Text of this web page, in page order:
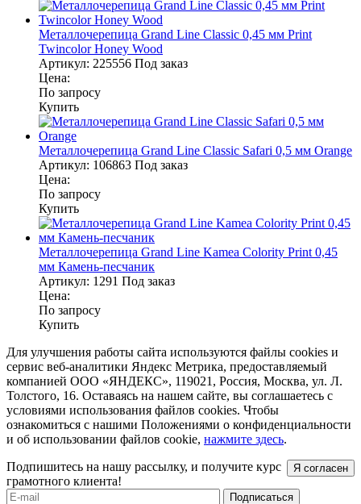
Металлочерепица Grand Line Classic 0,45 мм Print
Twincolor Honey Wood
Артикул: 225556 Под заказ
Цена:
По запросу
Купить
Металлочерепица Grand Line Classic Safari 0,5 мм Orange
Артикул: 106863 Под заказ
Цена:
По запросу
Купить
Металлочерепица Grand Line Kamea Colority Print 0,45
мм Камень-песчаник
Артикул: 1291 Под заказ
Цена:
По запросу
Купить
Для улучшения работы сайта используются файлы cookies и
сервис веб-аналитики Яндекс Метрика, предоставляемый
компанией ООО «ЯНДЕКС», 119021, Россия, Москва, ул. Л.
Толстого, 16. Оставаясь на нашем сайте, вы соглашаетесь с
условиями использования файлов cookies. Чтобы
ознакомиться с нашими Положениями о конфиденциальности
и об использовании файлов cookie, нажмите здесь.
Я согласен
Подпишитесь на нашу рассылку, и получите курс
грамотного клиента!